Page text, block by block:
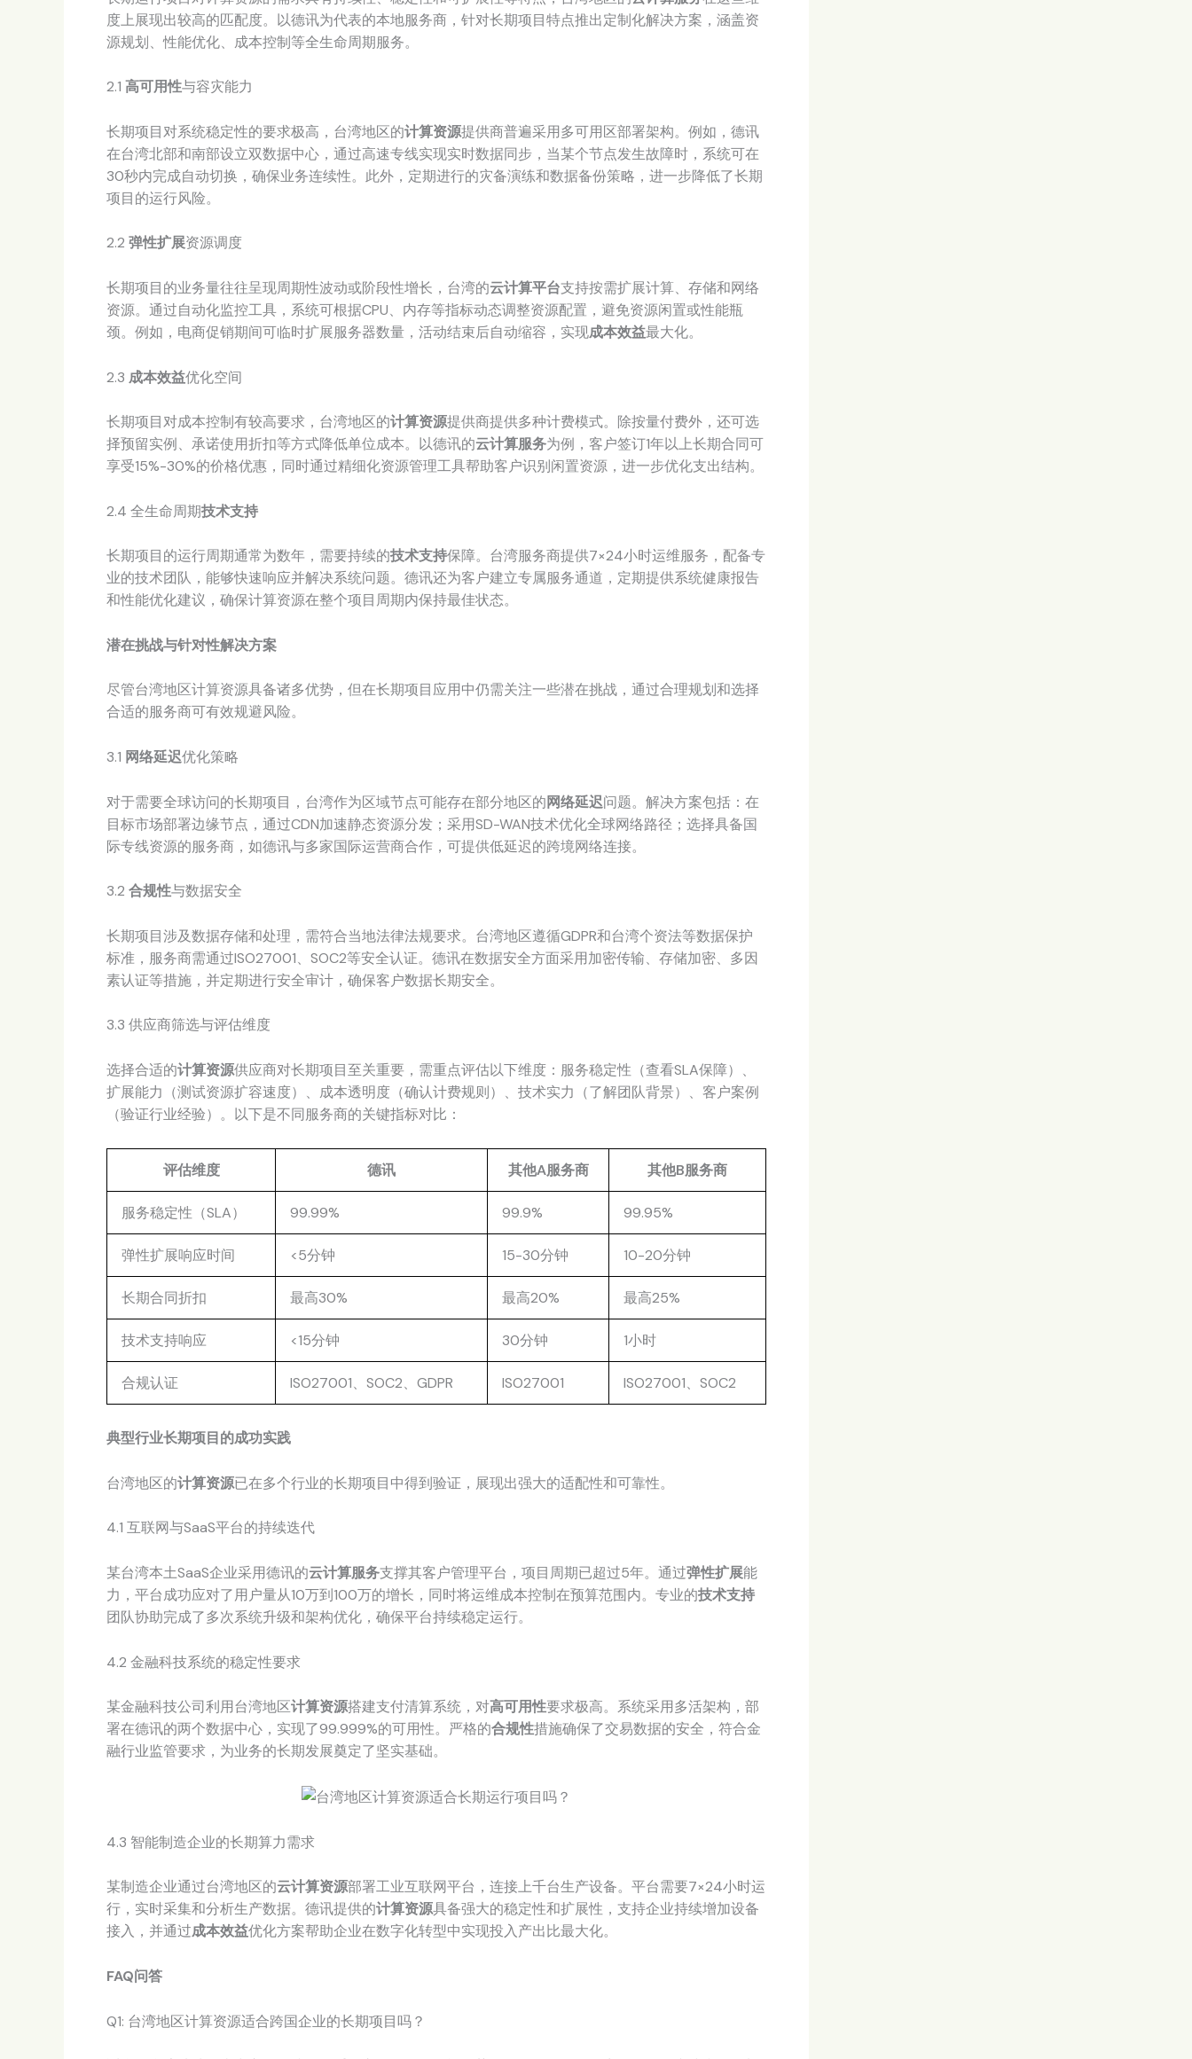
度上展现出较高的匹配度。以德讯为代表的本地服务商，针对长期项目特点推出定制化解决方案，涵盖资
源规划、性能优化、成本控制等全生命周期服务。
2.1 高可用性与容灾能力
长期项目对系统稳定性的要求极高，台湾地区的计算资源提供商普遍采用多可用区部署架构。例如，德讯
在台湾北部和南部设立双数据中心，通过高速专线实现实时数据同步，当某个节点发生故障时，系统可在
30秒内完成自动切换，确保业务连续性。此外，定期进行的灾备演练和数据备份策略，进一步降低了长期
项目的运行风险。
2.2 弹性扩展资源调度
长期项目的业务量往往呈现周期性波动或阶段性增长，台湾的云计算平台支持按需扩展计算、存储和网络
资源。通过自动化监控工具，系统可根据CPU、内存等指标动态调整资源配置，避免资源闲置或性能瓶
颈。例如，电商促销期间可临时扩展服务器数量，活动结束后自动缩容，实现成本效益最大化。
2.3 成本效益优化空间
长期项目对成本控制有较高要求，台湾地区的计算资源提供商提供多种计费模式。除按量付费外，还可选
择预留实例、承诺使用折扣等方式降低单位成本。以德讯的云计算服务为例，客户签订1年以上长期合同可
享受15%-30%的价格优惠，同时通过精细化资源管理工具帮助客户识别闲置资源，进一步优化支出结构。
2.4 全生命周期技术支持
长期项目的运行周期通常为数年，需要持续的技术支持保障。台湾服务商提供7×24小时运维服务，配备专
业的技术团队，能够快速响应并解决系统问题。德讯还为客户建立专属服务通道，定期提供系统健康报告
和性能优化建议，确保计算资源在整个项目周期内保持最佳状态。
潜在挑战与针对性解决方案
尽管台湾地区计算资源具备诸多优势，但在长期项目应用中仍需关注一些潜在挑战，通过合理规划和选择
合适的服务商可有效规避风险。
3.1 网络延迟优化策略
对于需要全球访问的长期项目，台湾作为区域节点可能存在部分地区的网络延迟问题。解决方案包括：在
目标市场部署边缘节点，通过CDN加速静态资源分发；采用SD-WAN技术优化全球网络路径；选择具备国
际专线资源的服务商，如德讯与多家国际运营商合作，可提供低延迟的跨境网络连接。
3.2 合规性与数据安全
长期项目涉及数据存储和处理，需符合当地法律法规要求。台湾地区遵循GDPR和台湾个资法等数据保护
标准，服务商需通过ISO27001、SOC2等安全认证。德讯在数据安全方面采用加密传输、存储加密、多因
素认证等措施，并定期进行安全审计，确保客户数据长期安全。
3.3 供应商筛选与评估维度
选择合适的计算资源供应商对长期项目至关重要，需重点评估以下维度：服务稳定性（查看SLA保障）、
扩展能力（测试资源扩容速度）、成本透明度（确认计费规则）、技术实力（了解团队背景）、客户案例
（验证行业经验）。以下是不同服务商的关键指标对比：
评估维度 德讯 其他A服务商 其他B服务商
服务稳定性（SLA） 99.99% 99.9% 99.95%
弹性扩展响应时间 <5分钟 15-30分钟 10-20分钟
长期合同折扣 最高30% 最高20% 最高25%
技术支持响应 <15分钟 30分钟 1小时
合规认证 ISO27001、SOC2、GDPR ISO27001 ISO27001、SOC2
典型行业长期项目的成功实践
台湾地区的计算资源已在多个行业的长期项目中得到验证，展现出强大的适配性和可靠性。
4.1 互联网与SaaS平台的持续迭代
某台湾本土SaaS企业采用德讯的云计算服务支撑其客户管理平台，项目周期已超过5年。通过弹性扩展能
力，平台成功应对了用户量从10万到100万的增长，同时将运维成本控制在预算范围内。专业的技术支持
团队协助完成了多次系统升级和架构优化，确保平台持续稳定运行。
4.2 金融科技系统的稳定性要求
某金融科技公司利用台湾地区计算资源搭建支付清算系统，对高可用性要求极高。系统采用多活架构，部
署在德讯的两个数据中心，实现了99.999%的可用性。严格的合规性措施确保了交易数据的安全，符合金
融行业监管要求，为业务的长期发展奠定了坚实基础。
4.3 智能制造企业的长期算力需求
某制造企业通过台湾地区的云计算资源部署工业互联网平台，连接上千台生产设备。平台需要7×24小时运
行，实时采集和分析生产数据。德讯提供的计算资源具备强大的稳定性和扩展性，支持企业持续增加设备
接入，并通过成本效益优化方案帮助企业在数字化转型中实现投入产出比最大化。
FAQ问答
Q1: 台湾地区计算资源适合跨国企业的长期项目吗？